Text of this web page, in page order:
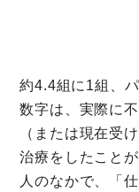
約4.4組に1組、
数字は、実際に
（または現在受
治療をしたこと
人のなかで、「